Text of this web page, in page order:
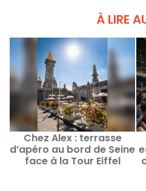
À LIRE
Chez Alex : terrasse
d’apéro au bord de Seine
face à la Tour Eiffel